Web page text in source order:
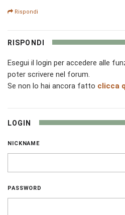
Rispondi
RISPONDI
Esegui il login per accedere alle
poter scrivere nel forum.
Se non lo hai ancora fatto clicca
LOGIN
NICKNAME
PASSWORD